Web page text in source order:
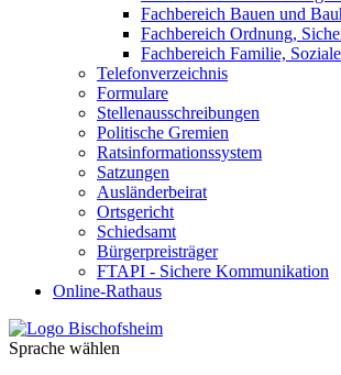
Fachbereich Bauen und
Fachbereich Ordnung,
Fachbereich Familie,
Telefonverzeichnis
Formulare
Stellenausschreibungen
Politische Gremien
Ratsinformationssystem
Satzungen
Ausländerbeirat
Ortsgericht
Schiedsamt
Bürgerpreisträger
FTAPI - Sichere Kommunikation
Online-Rathaus
Sprache wählen